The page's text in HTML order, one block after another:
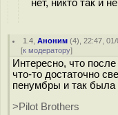
нет, никто так и
1.4 ,Аноним (4), 22:47,
[к модератору]
Интересно, что
что-то достаточно
пенумбры и так была
>Pilot Brothers